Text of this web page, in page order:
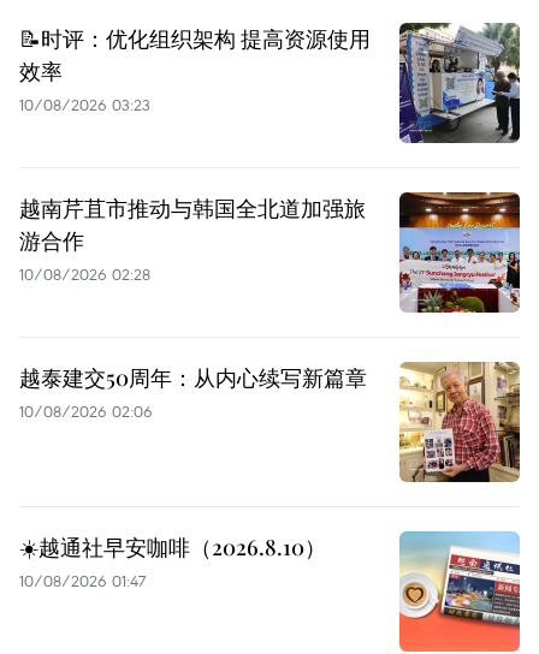
📝时评：优化组织架构 提高资源使用
效率
10/08/2026 03:23
越南芹苴市推动与韩国全北道加强旅
游合作
10/08/2026 02:28
越泰建交50周年：从内心续写新篇章
10/08/2026 02:06
☀️越通社早安咖啡（2026.8.10）
10/08/2026 01:47